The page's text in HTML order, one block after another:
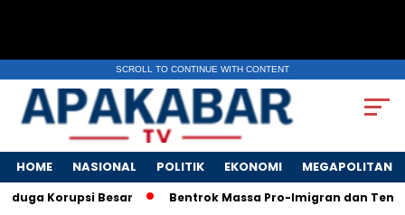
SCROLL TO CONTINUE WITH CONTENT
HOME NASIONAL POLITIK EKONOMI MEGAPOLITAN
Korupsi Besar Bentrok Massa Pro-Imigran dan Tentara